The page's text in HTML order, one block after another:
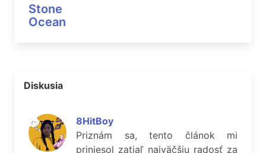
Stone
Ocean
Diskusia
8HitBoy
Priznám sa, tento článok mi
priniesol zatiaľ najväčšiu radosť za